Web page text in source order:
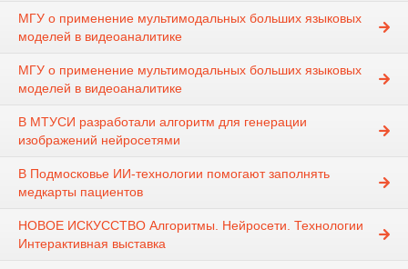
МГУ о применение мультимодальных больших языковых
моделей в видеоаналитике
МГУ о применение мультимодальных больших языковых
моделей в видеоаналитике
В МТУСИ разработали алгоритм для генерации
изображений нейросетями
В Подмосковье ИИ-технологии помогают заполнять
медкарты пациентов
НОВОЕ ИСКУССТВО Алгоритмы. Нейросети. Технологии
Интерактивная выставка